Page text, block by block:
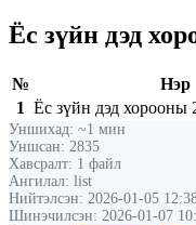
Ёс зүйн дэд
№ Нэр
1 Ёс зүйн дэд хорооны
Уншихад: ~1 мин
Уншсан: 2835
Хавсралт: 1 файл
Ангилал: list
Нийтэлсэн: 2026-01-05
Шинэчилсэн: 2026-01-07